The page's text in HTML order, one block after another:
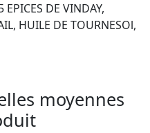
DE VINDAY,
HUILE DE TOURNESOl,
moyennes